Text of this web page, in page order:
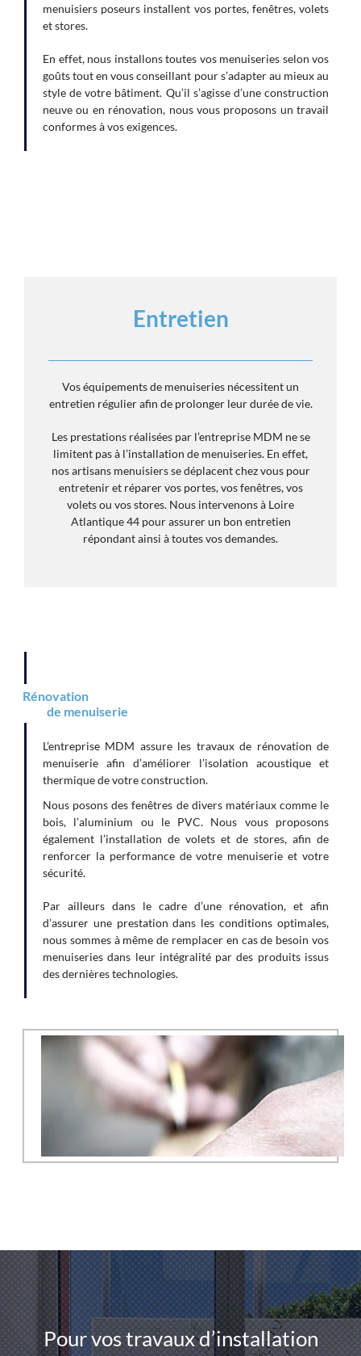
menuisiers poseurs installent vos portes, fenêtres, volets
et stores.
En effet, nous installons toutes vos menuiseries selon vos
goûts tout en vous conseillant pour s’adapter au mieux au
style de votre bâtiment. Qu’il s’agisse d’une construction
neuve ou en rénovation, nous vous proposons un travail
conformes à vos exigences.
Entretien
Vos équipements de menuiseries nécessitent un
entretien régulier afin de prolonger leur durée de vie.
Les prestations réalisées par l’entreprise MDM ne se
limitent pas à l’installation de menuiseries. En effet,
nos artisans menuisiers se déplacent chez vous pour
entretenir et réparer vos portes, vos fenêtres, vos
volets ou vos stores. Nous intervenons à Loire
Atlantique 44 pour assurer un bon entretien
répondant ainsi à toutes vos demandes.
Rénovation
de menuiserie
L’entreprise MDM assure les travaux de rénovation de
menuiserie afin d’améliorer l’isolation acoustique et
thermique de votre construction.
Nous posons des fenêtres de divers matériaux comme le
bois, l’aluminium ou le PVC. Nous vous proposons
également l’installation de volets et de stores, afin de
renforcer la performance de votre menuiserie et votre
sécurité.
Par ailleurs dans le cadre d’une rénovation, et afin
d’assurer une prestation dans les conditions optimales,
nous sommes à même de remplacer en cas de besoin vos
menuiseries dans leur intégralité par des produits issus
des dernières technologies.
Pour vos travaux d’installation